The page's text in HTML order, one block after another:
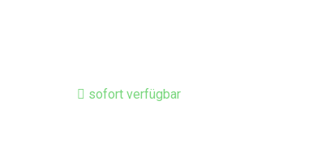
sofort verfügbar